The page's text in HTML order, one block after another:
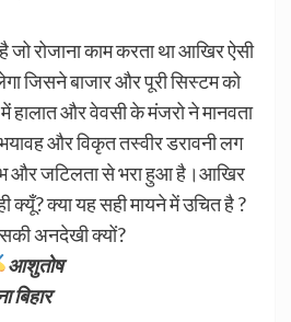
रोजाना काम करता था आखिर ऐसी
जिसने बाजार और पूरी सिस्टम को
में हालात और वेवसी के मंजरो ने मानवता
और विकृत तस्वीर डरावनी लग
और जटिलता से भरा हुआ है।आखिर
क्यूँ? क्या यह सही मायने में उचित है ?
अनदेखी क्यों?
आशुतोष